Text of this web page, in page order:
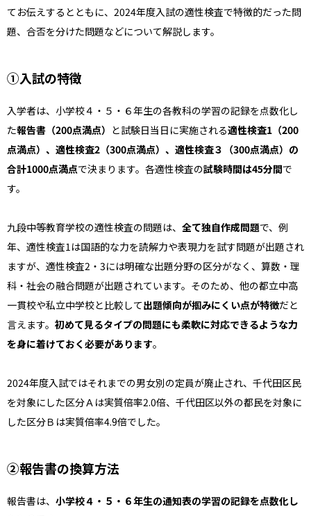
てお伝えするとともに、2024年度入試の適性検査で特徴的だった問
題、合否を分けた問題などについて解説します。
①入試の特徴
入学者は、小学校４・５・６年生の各教科の学習の記録を点数化し
た報告書（200点満点） と試験日当日に実施される適性検査1（200
点満点）、適性検査2（300点満点）、適性検査３（300点満点）の
合計1000点満点で決まります。各適性検査の試験時間は45分間で
す。
九段中等教育学校の適性検査の問題は、 全て独自作成問題で、例
年、適性検査1は国語的な力を読解力や表現力を試す問題が出題され
ますが、適性検査2・3には明確な出題分野の区分がなく、算数・理
科・社会の融合問題が出題されています。そのため、他の都立中高
一貫校や私立中学校と比較して出題傾向が掴みにくい点が特徴だと
言えます。 初めて見るタイプの問題にも柔軟に対応できるような力
を身に着けておく必要があります。
2024年度入試ではそれまでの男女別の定員が廃止され、千代田区民
を対象にした区分Ａは実質倍率2.0倍、千代田区以外の都民を対象に
した区分Ｂは実質倍率4.9倍でした。
②報告書の換算方法
報告書は、 小学校４・５・６年生の通知表の学習の記録を点数化し